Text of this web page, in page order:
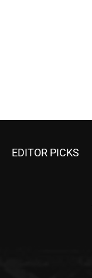
EDITOR PICKS